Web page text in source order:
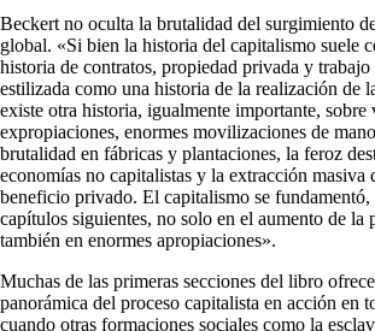
Beckert no oculta la brutalidad del surgimiento
global. «Si bien la historia del capitalismo suele
historia de contratos, propiedad privada y
estilizada como una historia de la realización de
existe otra historia, igualmente importante, sobre
expropiaciones, enormes movilizaciones de
brutalidad en fábricas y plantaciones, la feroz
economías no capitalistas y la extracción masiva
beneficio privado. El capitalismo se fundamentó,
capítulos siguientes, no solo en el aumento de la
también en enormes apropiaciones».
Muchas de las primeras secciones del libro
panorámica del proceso capitalista en acción en
cuando otras formaciones sociales como la